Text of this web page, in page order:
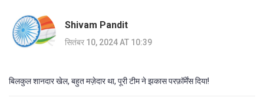
Shivam Pandit
सितंबर 10, 2024 AT 10:39
बिलकुल शानदार खेल, बहुत मज़ेदार था, पूरी टीम ने झकास परफ़ॉर्मेंस दिया!